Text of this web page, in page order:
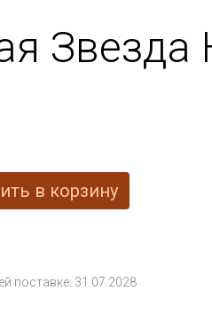
поставке: 31.07.2028